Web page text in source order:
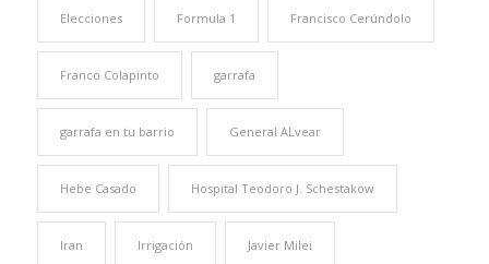
Elecciones Formula 1 Francisco Cerúndolo
Franco Colapinto garrafa
garrafa en tu barrio General ALvear
Hebe Casado Hospital Teodoro J. Schestakow
Iran Irrigación Javier Milei